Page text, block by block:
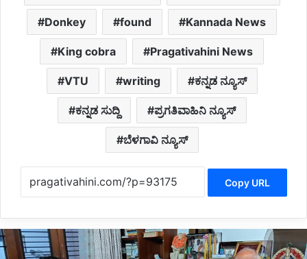
Donkey found Kannada News
King cobra Pragativahini News
VTU writing ಕನ್ನಡ ನ್ಯೂಸ್
ಕನ್ನಡ ಸುದ್ದಿ ಪ್ರಗತಿವಾಹಿನಿ ನ್ಯೂಸ್
ಬೆಳಗಾವಿ ನ್ಯೂಸ್
Copy URL